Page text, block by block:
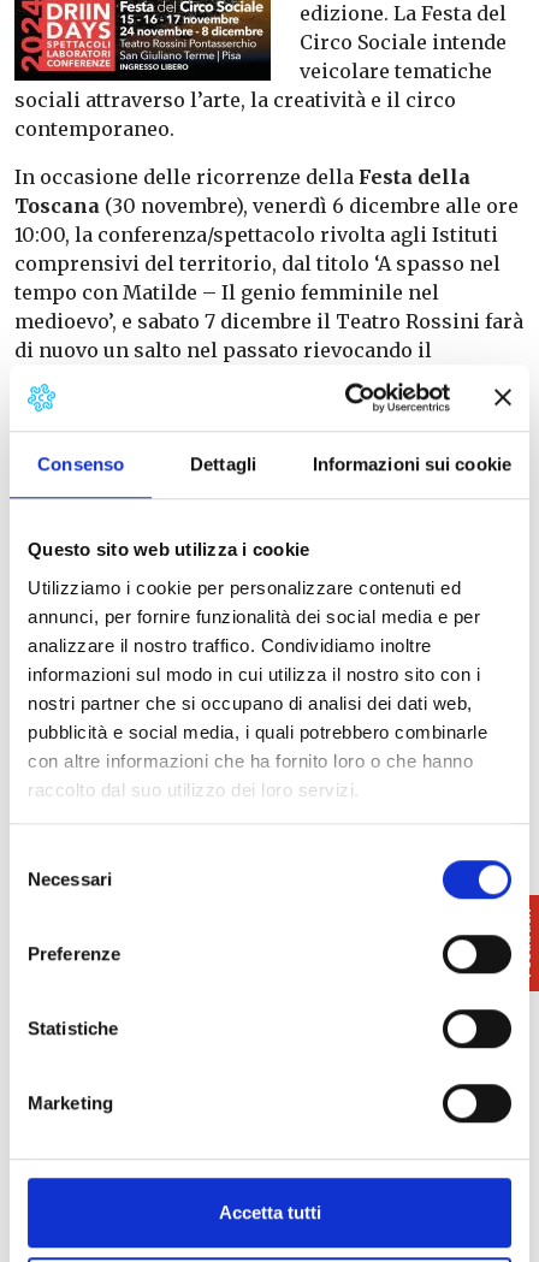
Consenso Dettagli Informazioni sui cookie
Questo sito web utilizza i cookie
Utilizziamo i cookie per personalizzare contenuti ed
annunci, per fornire funzionalità dei social media e per
analizzare il nostro traffico. Condividiamo inoltre
informazioni sul modo in cui utilizza il nostro sito con i
nostri partner che si occupano di analisi dei dati web,
pubblicità e social media, i quali potrebbero combinarle
con altre informazioni che ha fornito loro o che hanno
raccolto dal suo utilizzo dei loro servizi.
delNecessari
Preferenze
Statistiche
Marketing
Accetta tutti
edizione. La Festa del
Circo Sociale intende
veicolare tematiche
sociali attraverso l’arte, la creatività e il circo
contemporaneo.
In occasione delle ricorrenze della Festa della
Toscana (30 novembre), venerdì 6 dicembre alle ore
10:00, la conferenza/spettacolo rivolta agli Istituti
comprensivi del territorio, dal titolo ‘A spasso nel
tempo con Matilde – Il genio femminile nel
medioevo’, e sabato 7 dicembre il Teatro Rossini farà
di nuovo un salto nel passato rievocando il
medioevo, dalle 15:00 i più piccoli potranno
partecipare a laboratori didattici e alle 17:00 e alle
21:15 andrà in scena Shezan – Il Genio Impossibile,
uno spettacolo di teatro, giocoleria, mangiaspade.
Concerto della Filarmonica Sangiulianese e il 22
musicale, una grande festa in cui tutti i bambini
avranno la possibilità di portare la letterina.
Vedi programma allapagina
Info:324 042 8227
teatrorossini@gmail.com